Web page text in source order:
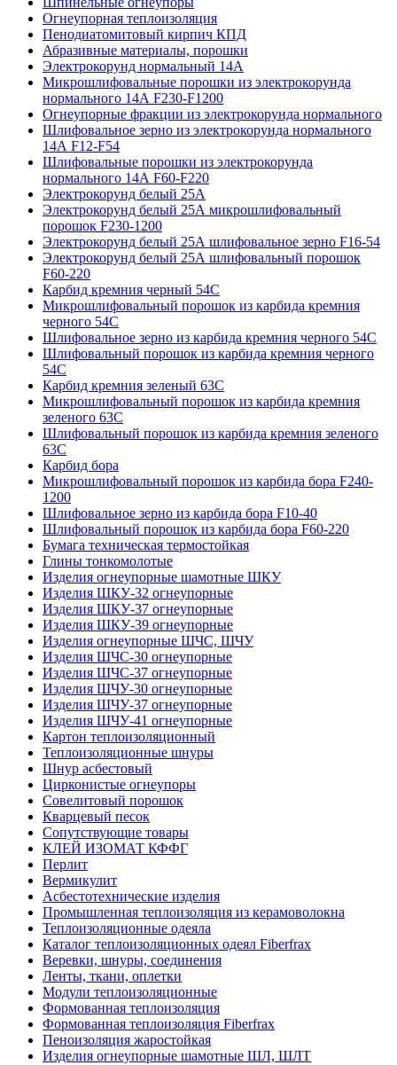
Огнеупорная теплоизоляция
Пенодиатомитовый кирпич КПД
Абразивные материалы, порошки
Электрокорунд нормальный 14А
Микрошлифовальные порошки из электрокорунда
нормального 14А F230-F1200
Огнеупорные фракции из электрокорунда нормального
Шлифовальное зерно из электрокорунда нормального
14А F12-F54
Шлифовальные порошки из электрокорунда
нормального 14А F60-F220
Электрокорунд белый 25А
Электрокорунд белый 25А микрошлифовальный
порошок F230-1200
Электрокорунд белый 25А шлифовальное зерно F16-54
Электрокорунд белый 25А шлифовальный порошок
F60-220
Карбид кремния черный 54С
Микрошлифовальный порошок из карбида кремния
черного 54С
Шлифовальное зерно из карбида кремния черного 54C
Шлифовальный порошок из карбида кремния черного
54С
Карбид кремния зеленый 63С
Микрошлифовальный порошок из карбида кремния
зеленого 63С
Шлифовальный порошок из карбида кремния зеленого
63С
Карбид бора
Микрошлифовальный порошок из карбида бора F240-
1200
Шлифовальное зерно из карбида бора F10-40
Шлифовальный порошок из карбида бора F60-220
Бумага техническая термостойкая
Глины тонкомолотые
Изделия огнеупорные шамотные ШКУ
Изделия ШКУ-32 огнеупорные
Изделия ШКУ-37 огнеупорные
Изделия ШКУ-39 огнеупорные
Изделия огнеупорные ШЧС, ШЧУ
Изделия ШЧС-30 огнеупорные
Изделия ШЧС-37 огнеупорные
Изделия ШЧУ-30 огнеупорные
Изделия ШЧУ-37 огнеупорные
Изделия ШЧУ-41 огнеупорные
Картон теплоизоляционный
Теплоизоляционные шнуры
Шнур асбестовый
Цирконистые огнеупоры
Совелитовый порошок
Кварцевый песок
Сопутствующие товары
КЛЕЙ ИЗОМАТ КФФГ
Перлит
Вермикулит
Асбесто­технические изделия
Промышленная теплоизоляция из керамоволокна
Теплоизоляционные одеяла
Каталог теплоизоляционных одеял Fiberfrax
Веревки, шнуры, соединения
Ленты, ткани, оплетки
Модули теплоизоляционные
Формованная теплоизоляция
Формованная теплоизоляция Fiberfrax
Пеноизоляция жаростойкая
Изделия огнеупорные шамотные ШЛ, ШЛТ